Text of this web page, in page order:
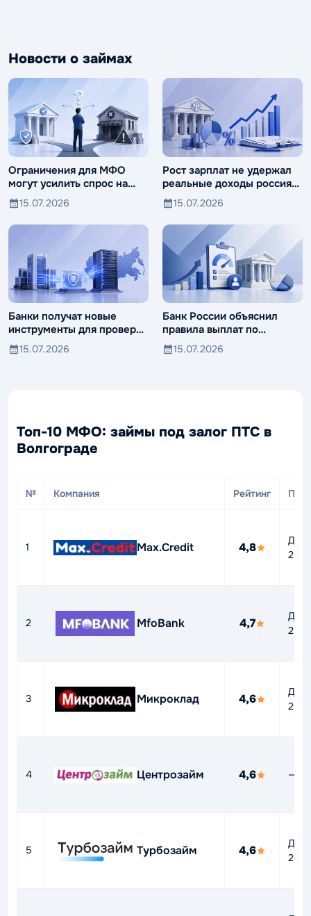
Новости о займах
Ограничения для МФО
могут усилить спрос на
ломбарды
15.07.2026
Рост зарплат не удержал
реальные доходы россиян
от падения
15.07.2026
Банки получат новые
инструменты для проверки
компаний и клиентов
15.07.2026
Банк России объяснил
правила выплат по
вкладам иностранцев
15.07.2026
Топ-10 МФО: займы под залог ПТС в
Волгограде
№ Компания Рейтинг ПСК
1 Max.Credit 4,8
До
2 MfoBank 4,7
До
3 Микроклад 4,6
До
4 Центрозайм 4,6 —
5 Турбозайм 4,6
До